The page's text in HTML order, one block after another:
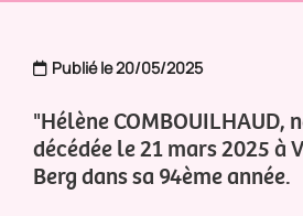
Publié le 20/05/2025
"Hélène COMBOUILHAUD,
décédée le 21 mars 2025 à
Berg dans sa 94ème année.